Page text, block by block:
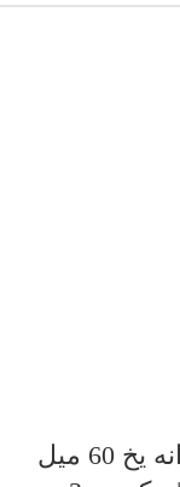
جویس هندوانه یخ 60 میل